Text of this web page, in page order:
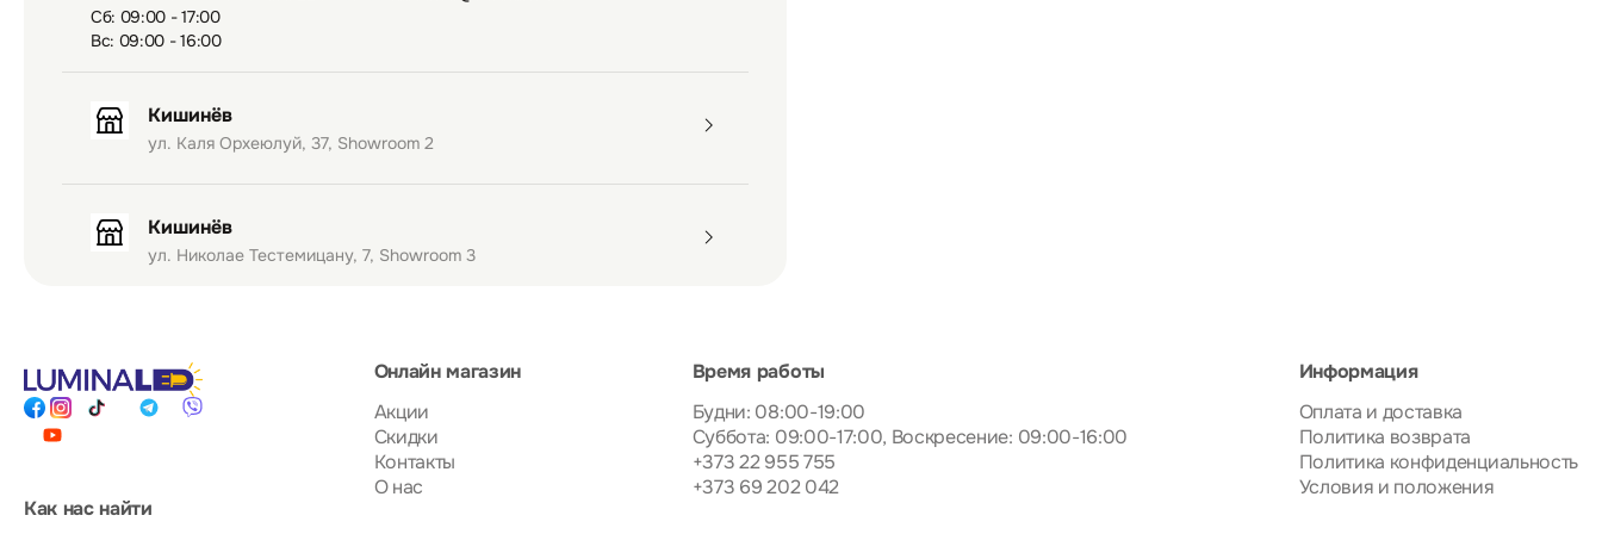
Сб: 09:00 - 17:00
Вс: 09:00 - 16:00
Кишинёв
ул. Каля Орхеюлуй, 37, Showroom 2
Кишинёв
ул. Николае Тестемицану, 7, Showroom 3
Онлайн магазин
Акции
Скидки
Контакты
О нас
Время работы
Будни: 08:00-19:00
Суббота: 09:00-17:00, Воскресение: 09:00-16:00
+373 22 955 755
+373 69 202 042
Информация
Оплата и доставка
Политика возврата
Политика конфиденциальность
Условия и положения
Как нас найти